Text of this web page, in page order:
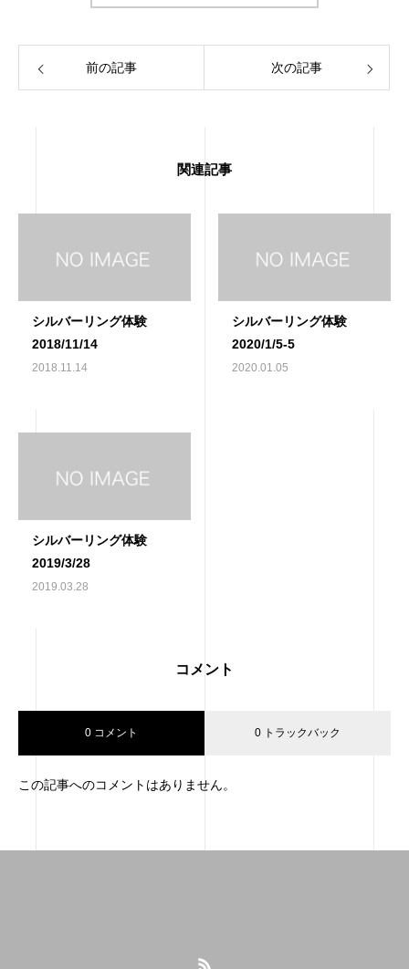
前の記事 次の記事
関連記事
シルバーリング体験
2018/11/14
2018.11.14
シルバーリング体験
2020/1/5-5
2020.01.05
シルバーリング体験
2019/3/28
2019.03.28
コメント
0 コメント 0 トラックバック
この記事へのコメントはありません。